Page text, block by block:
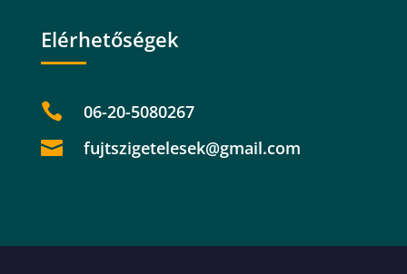
Elérhetőségek
 06-20-5080267
 fujtszigetelesek@gmail.com